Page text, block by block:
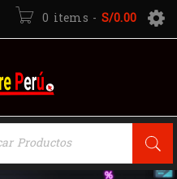
0 items - S/0.00